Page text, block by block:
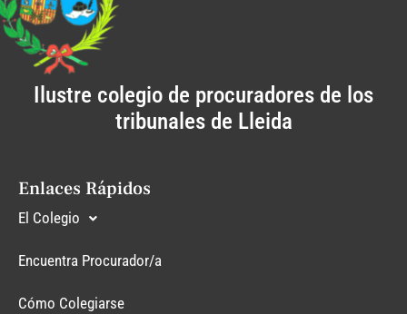
Ilustre colegio de procuradores de los
tribunales de Lleida
Enlaces Rápidos
El Colegio
Encuentra Procurador/a
Cómo Colegiarse